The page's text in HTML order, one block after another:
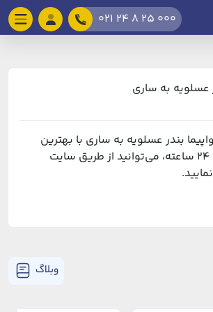
021 24 8 25 000
عسلویه به ساری
بندر عسلویه به ساری با بهترین
قیمت و پشتیبانی ۲۴ ساعته، می‌توانید از طریق سایت
وبلاگ